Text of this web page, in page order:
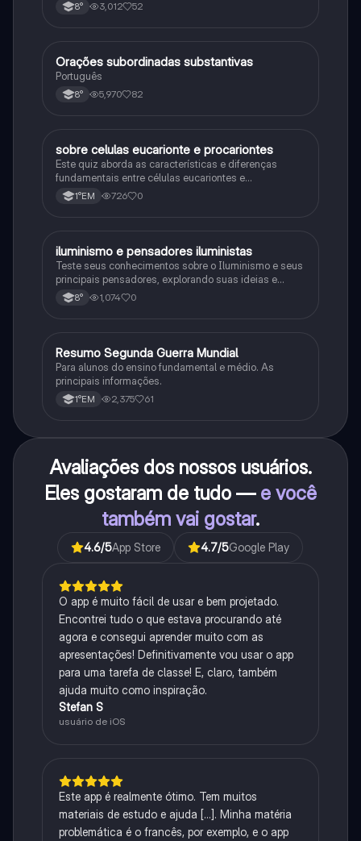
8° 3,012 52
Português
Orações subordinadas substantivas
Português
8° 5,970 82
Biologia
sobre celulas eucarionte e procariontes
Este quiz aborda as características e diferenças
fundamentais entre células eucariontes e
procariontes.
1°EM 726 0
História
iluminismo e pensadores iluministas
Teste seus conhecimentos sobre o Iluminismo e seus
principais pensadores, explorando suas ideias e
impacto histórico.
8° 1,074 0
História
Resumo Segunda Guerra Mundial
Para alunos do ensino fundamental e médio. As
principais informações.
1°EM 2,375 61
Avaliações dos nossos usuários.
Eles gostaram de tudo — e você
também vai gostar.
4.6/5App Store 4.7/5Google Play
O app é muito fácil de usar e bem projetado.
Encontrei tudo o que estava procurando até
agora e consegui aprender muito com as
apresentações! Definitivamente vou usar o app
para uma tarefa de classe! E, claro, também
ajuda muito como inspiração.
Stefan S
usuário de iOS
Este app é realmente ótimo. Tem muitos
materiais de estudo e ajuda [...]. Minha matéria
problemática é o francês, por exemplo, e o app